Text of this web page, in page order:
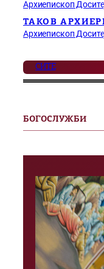
Архиепископ
ТАКОВ
Архиепископ
СИТЕ
БОГОСЛУЖБИ